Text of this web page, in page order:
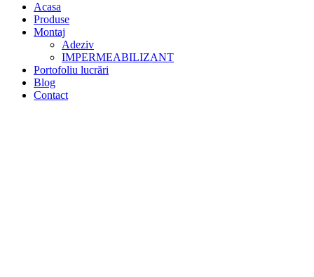
Acasa
Produse
Montaj
Adeziv
IMPERMEABILIZANT
Portofoliu lucrări
Blog
Contact